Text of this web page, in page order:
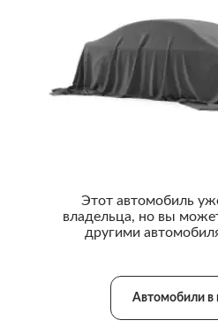
Этот автомобиль
владельца, но вы
другими
Автомобили в